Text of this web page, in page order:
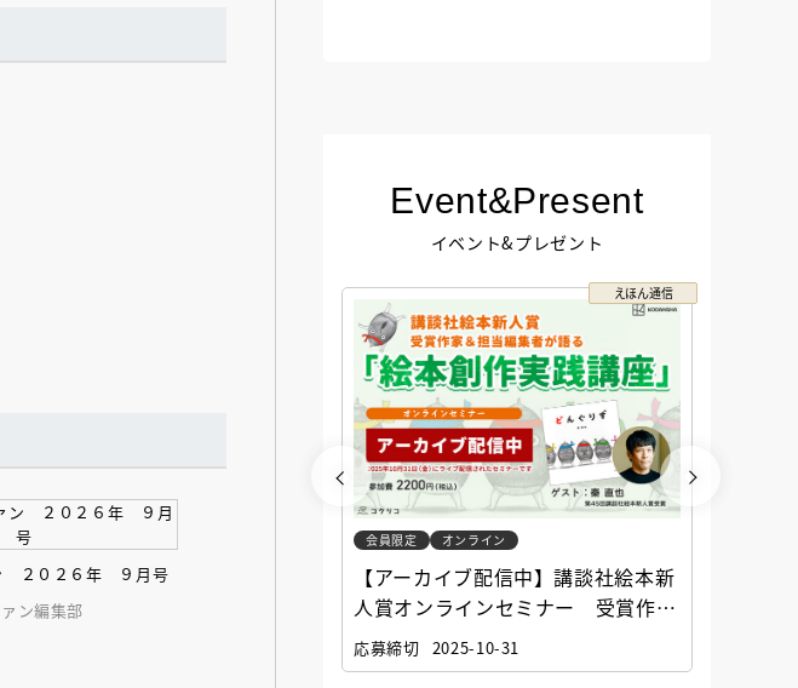
２０２６年 ９月号
ン編集部
Event&Present
イベント&プレゼント
会員限定
カイブ配信中【第67回講談社児
学新人賞】受賞作家と前選考委
えほん通信
会員限定 オンライン
【アーカイブ配信中】講談社絵本新
人賞オンラインセミナー 受賞作家
と担当編集者が語る「絵本創作実践
講座」
応募締切 2025-10-31